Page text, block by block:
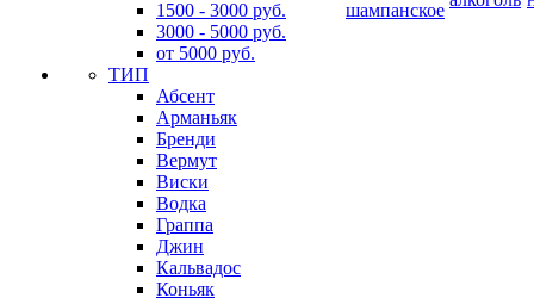
1500 - 3000 руб.
3000 - 5000 руб.
от 5000 руб.
ТИП
Абсент
Арманьяк
Бренди
Вермут
Виски
Водка
Граппа
Джин
Кальвадос
Коньяк
шампанское